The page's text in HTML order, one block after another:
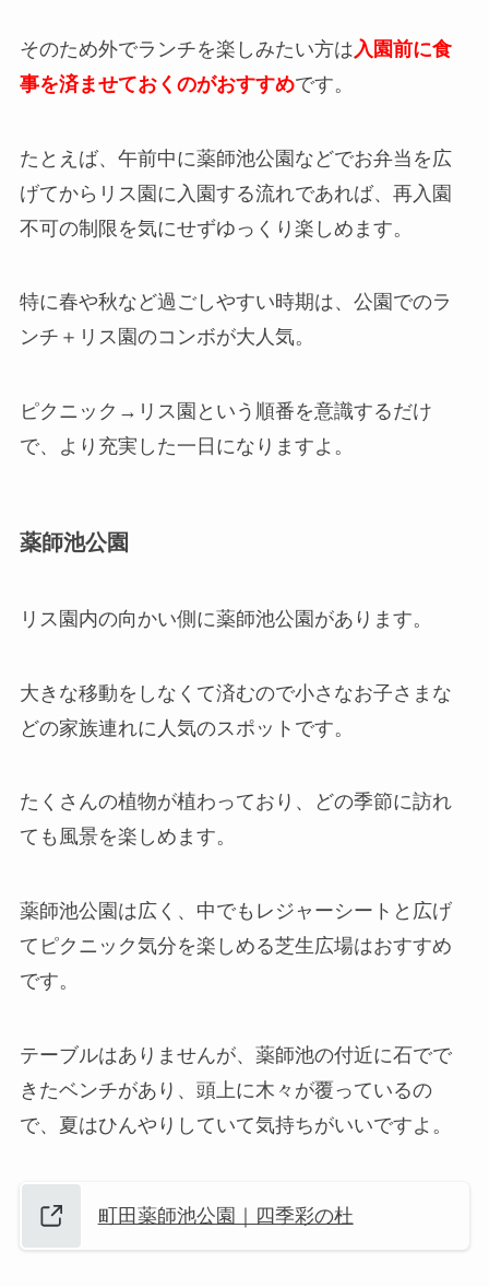
そのため外でランチを楽しみたい方は 入園前に食
事を済ませておくのがおすすめです。
たとえば、午前中に薬師池公園などでお弁当を広
げてからリス園に入園する流れであれば、再入園
不可の制限を気にせずゆっくり楽しめます。
特に春や秋など過ごしやすい時期は、公園でのラ
ンチ＋リス園のコンボが大人気。
ピクニック→リス園という順番を意識するだけ
で、より充実した一日になりますよ。
薬師池公園
リス園内の向かい側に薬師池公園があります。
大きな移動をしなくて済むので小さなお子さまな
どの家族連れに人気のスポットです。
たくさんの植物が植わっており、どの季節に訪れ
ても風景を楽しめます。
薬師池公園は広く、中でもレジャーシートと広げ
てピクニック気分を楽しめる芝生広場はおすすめ
です。
テーブルはありませんが、薬師池の付近に石でで
きたベンチがあり、頭上に木々が覆っているの
で、夏はひんやりしていて気持ちがいいですよ。
町田薬師池公園｜四季彩の杜